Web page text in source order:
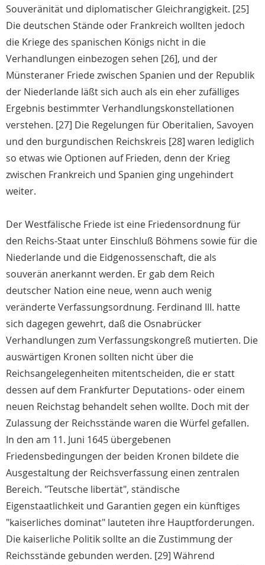
Souveränität und diplomatischer Gleichrangigkeit. [25]
Die deutschen Stände oder Frankreich wollten jedoch
die Kriege des spanischen Königs nicht in die
Verhandlungen einbezogen sehen [26], und der
Münsteraner Friede zwischen Spanien und der Republik
der Niederlande läßt sich auch als ein eher zufälliges
Ergebnis bestimmter Verhandlungskonstellationen
verstehen. [27] Die Regelungen für Oberitalien, Savoyen
und den burgundischen Reichskreis [28] waren lediglich
so etwas wie Optionen auf Frieden, denn der Krieg
zwischen Frankreich und Spanien ging ungehindert
weiter.
Der Westfälische Friede ist eine Friedensordnung für
den Reichs-Staat unter Einschluß Böhmens sowie für die
Niederlande und die Eidgenossenschaft, die als
souverän anerkannt werden. Er gab dem Reich
deutscher Nation eine neue, wenn auch wenig
veränderte Verfassungsordnung. Ferdinand III. hatte
sich dagegen gewehrt, daß die Osnabrücker
Verhandlungen zum Verfassungskongreß mutierten. Die
auswärtigen Kronen sollten nicht über die
Reichsangelegenheiten mitentscheiden, die er statt
dessen auf dem Frankfurter Deputations- oder einem
neuen Reichstag behandelt sehen wollte. Doch mit der
Zulassung der Reichsstände waren die Würfel gefallen.
In den am 11. Juni 1645 übergebenen
Friedensbedingungen der beiden Kronen bildete die
Ausgestaltung der Reichsverfassung einen zentralen
Bereich. "Teutsche libertät", ständische
Eigenstaatlichkeit und Garantien gegen ein künftiges
"kaiserliches dominat" lauteten ihre Hauptforderungen.
Die kaiserliche Politik sollte an die Zustimmung der
Reichsstände gebunden werden. [29] Während